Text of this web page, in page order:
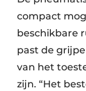
compact
beschikbare
past de
van het
zijn. “Het